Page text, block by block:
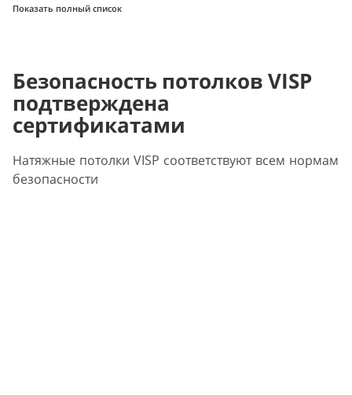
Показать полный список
Безопасность потолков VISP
подтверждена
сертификатами
Натяжные потолки VISP соответствуют всем нормам
безопасности